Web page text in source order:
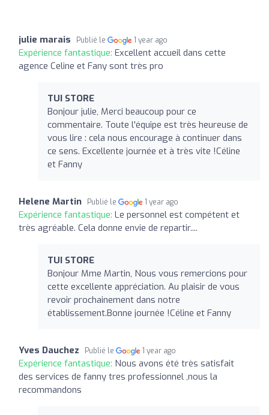
julie marais Publié le 1 year ago
Expérience fantastique: Excellent accueil dans cette
agence Celine et Fany sont très pro
TUI STORE
Bonjour julie, Merci beaucoup pour ce
commentaire. Toute l'équipe est très heureuse de
vous lire : cela nous encourage à continuer dans
ce sens. Excellente journée et à très vite !Céline
et Fanny
Helene Martin Publié le 1 year ago
Expérience fantastique: Le personnel est compétent et
très agréable. Cela donne envie de repartir....
TUI STORE
Bonjour Mme Martin, Nous vous remercions pour
cette excellente appréciation. Au plaisir de vous
revoir prochainement dans notre
établissement.Bonne journée !Céline et Fanny
Yves Dauchez Publié le 1 year ago
Expérience fantastique: Nous avons été très satisfait
des services de fanny tres professionnel ,nous la
recommandons